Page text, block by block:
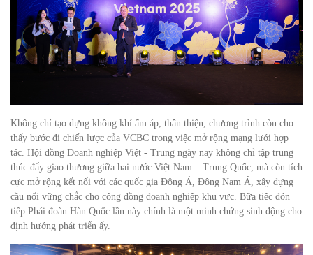
Không chỉ tạo dựng không khí ấm áp, thân thiện, chương trình còn cho
thấy bước đi chiến lược của VCBC trong việc mở rộng mạng lưới hợp
tác. Hội đồng Doanh nghiệp Việt - Trung ngày nay không chỉ tập trung
thúc đẩy giao thương giữa hai nước Việt Nam – Trung Quốc, mà còn tích
cực mở rộng kết nối với các quốc gia Đông Á, Đông Nam Á, xây dựng
cầu nối vững chắc cho cộng đồng doanh nghiệp khu vực. Bữa tiệc đón
tiếp Phái đoàn Hàn Quốc lần này chính là một minh chứng sinh động cho
định hướng phát triển ấy.